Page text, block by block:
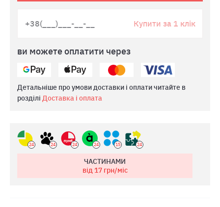
Купити за 1 клік
ви можете оплатити через
Детальніше про умови доставки і оплати читайте в
розділі Доставка і оплата
24 24 24 24 15 24
ЧАСТИНАМИ
від 17грн/міс